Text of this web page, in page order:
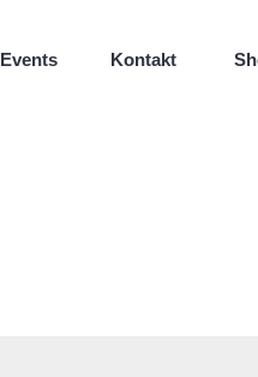
Events Kontakt